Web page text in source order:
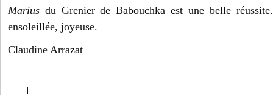
Marius du Grenier de Babouchka est une belle
ensoleillée, joyeuse.
Claudine Arrazat